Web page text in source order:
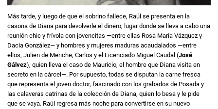
Más tarde, y luego de que el sobrino fallece, Raúl se presenta en la
casona de Diana para devolverle el dinero, lugar donde se lleva a cabo una
reunión chic y frívola con jovencitas —entre ellas Rosa María Vázquez y
Dacia González— y hombres y mujeres maduras acaudalados —entre
ellos, Julien de Meriche, Carlos y el Licenciado Miguel Caudal (José
Gálvez), quien lleva el caso de Mauricio, el hombre que Diana visita en
secreto en la cárcel—. Por supuesto, todas se disputan la carne fresca
que representa el joven doctor, fascinado con los grabados de Posada y
las calaveras catrinas de la colección de Diana, quien lo besa y le pide
que se vaya. Raúl regresa más noche para convertirse en su nuevo